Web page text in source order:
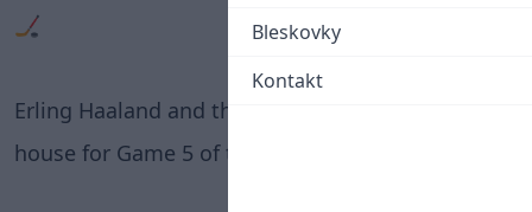
Bleskovky
Kontakt
🏒
Erling Haaland and the Norway squad are in the
house for Game 5 of the Stanley Cup Final. 🇳🇴🔥